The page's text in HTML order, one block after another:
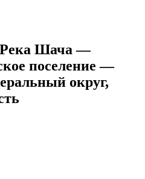
Река Шача —
поселение —
округ,